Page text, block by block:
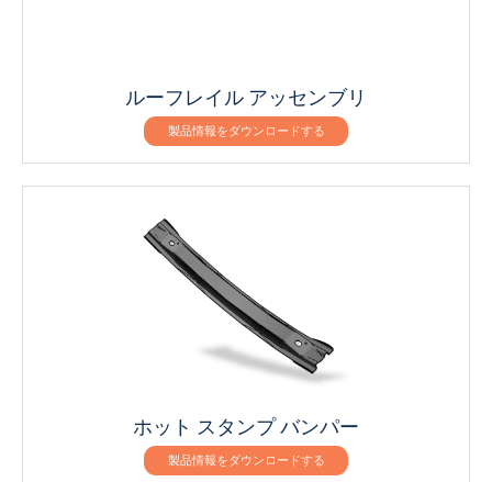
ルーフレイル アッセンブリ
製品情報をダウンロードする
ホット スタンプ バンパー
製品情報をダウンロードする